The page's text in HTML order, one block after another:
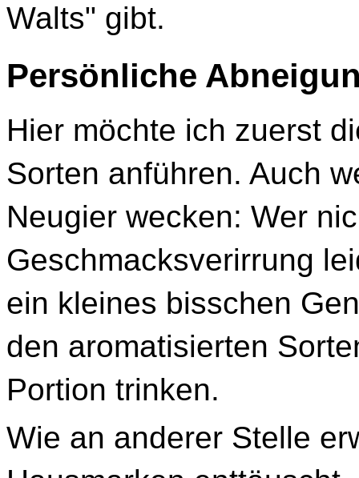
Walts" gibt.
Persönliche
Hier möchte ich zuerst
Sorten anführen. Auch
Neugier wecken: Wer
Geschmacksverirrung
ein kleines bisschen
den aromatisierten
Portion trinken.
Wie an anderer Stelle